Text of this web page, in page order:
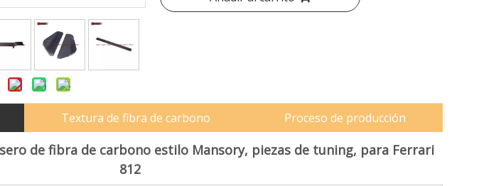
Textura de fibra de carbono Proceso de producción
de fibra de carbono estilo Mansory, piezas de tuning, para Ferrari
812